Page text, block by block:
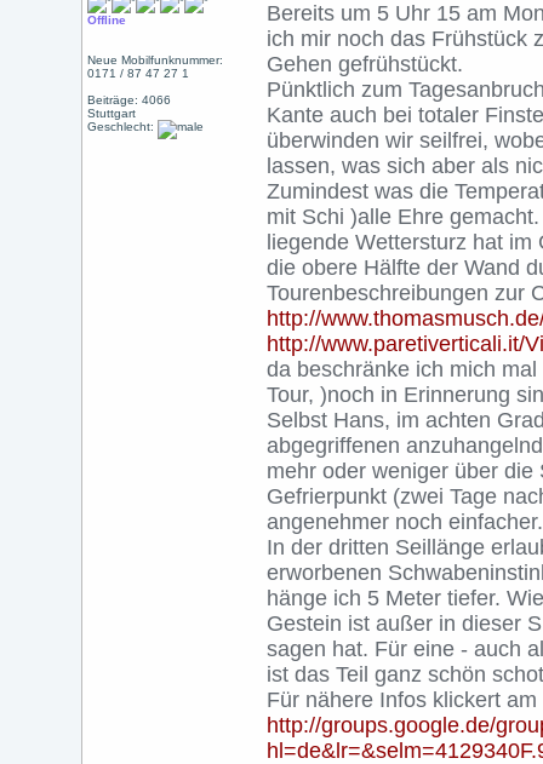
Offline
Neue Mobilfunknummer:
0171 / 87 47 27 1
Beiträge: 4066
Stuttgart
Geschlecht:
Bereits um 5 Uhr 15 am
ich mir noch das Frühstück
Gehen gefrühstückt.
Pünktlich zum
Kante auch bei totaler
überwinden wir seilfrei,
lassen, was sich aber als
Zumindest was die
mit Schi )alle Ehre
liegende Wettersturz hat
die obere Hälfte der Wand
Tourenbeschreibungen zur
http://
http://www.paretiverticali.it/
da beschränke ich mich
Tour, )noch in Erinnerung
Selbst Hans, im achten
abgegriffenen
mehr oder weniger über
Gefrierpunkt (zwei Tage
angenehmer noch
In der dritten Seillänge
erworbenen
hänge ich 5 Meter tiefer.
Gestein ist außer in dieser
sagen hat. Für eine - auch
ist das Teil ganz schön
Für nähere Infos klickert
http://groups.google.de/